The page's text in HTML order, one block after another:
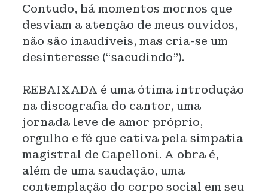
Contudo, há momentos mornos que
desviam a atenção de meus ouvidos,
não são inaudíveis, mas cria-se um
desinteresse (“sacudindo”).
REBAIXADA é uma ótima introdução
na discografia do cantor, uma
jornada leve de amor próprio,
orgulho e fé que cativa pela simpatia
magistral de Capelloni. A obra é,
além de uma saudação, uma
contemplação do corpo social em seu